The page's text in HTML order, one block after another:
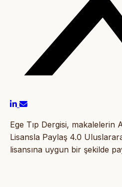
Ege Tıp Dergisi, makalelerin
Lisansla Paylaş 4.0
lisansına uygun bir şekilde